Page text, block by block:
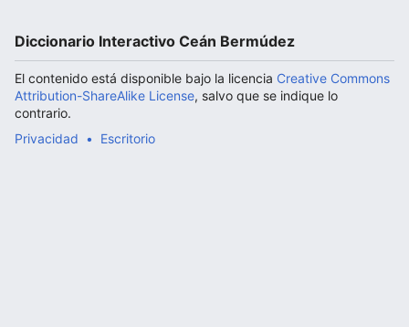
Diccionario Interactivo Ceán Bermúdez
El contenido está disponible bajo la licencia Creative Commons
Attribution-ShareAlike License, salvo que se indique lo
contrario.
Privacidad
Escritorio